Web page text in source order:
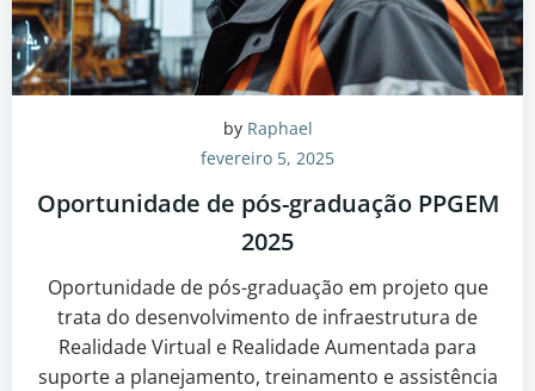
by Raphael
fevereiro 5, 2025
Oportunidade de pós-graduação PPGEM
2025
Oportunidade de pós-graduação em projeto que
trata do desenvolvimento de infraestrutura de
Realidade Virtual e Realidade Aumentada para
suporte a planejamento, treinamento e assistência